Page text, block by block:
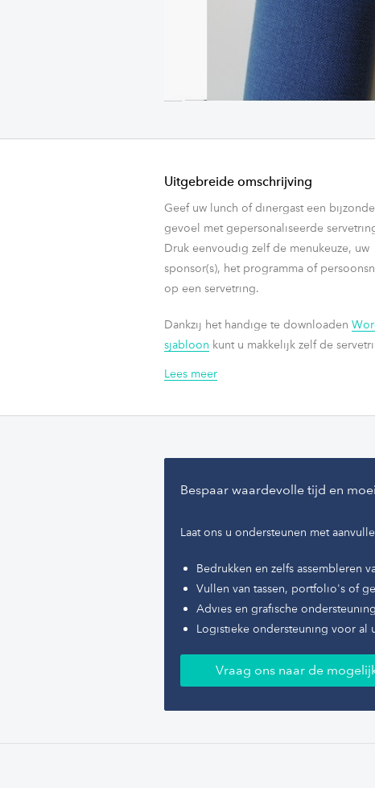
Uitgebreide omschrijving
Geef uw lunch of dinergast een
gevoel met gepersonaliseerde
Druk eenvoudig zelf de menukeuze, uw
sponsor(s), het programma of
op een servetring.
Dankzij het handige te downloaden
sjabloon kunt u makkelijk zelf de
afscheuren. De servetringen zijn te
Lees meer
Bespaar waardevolle tijd en
Laat ons u ondersteunen met
Bedrukken en zelfs assembleren
Vullen van tassen, portfolio's of
Advies en grafische
Logistieke ondersteuning voor al
Vraag ons naar de